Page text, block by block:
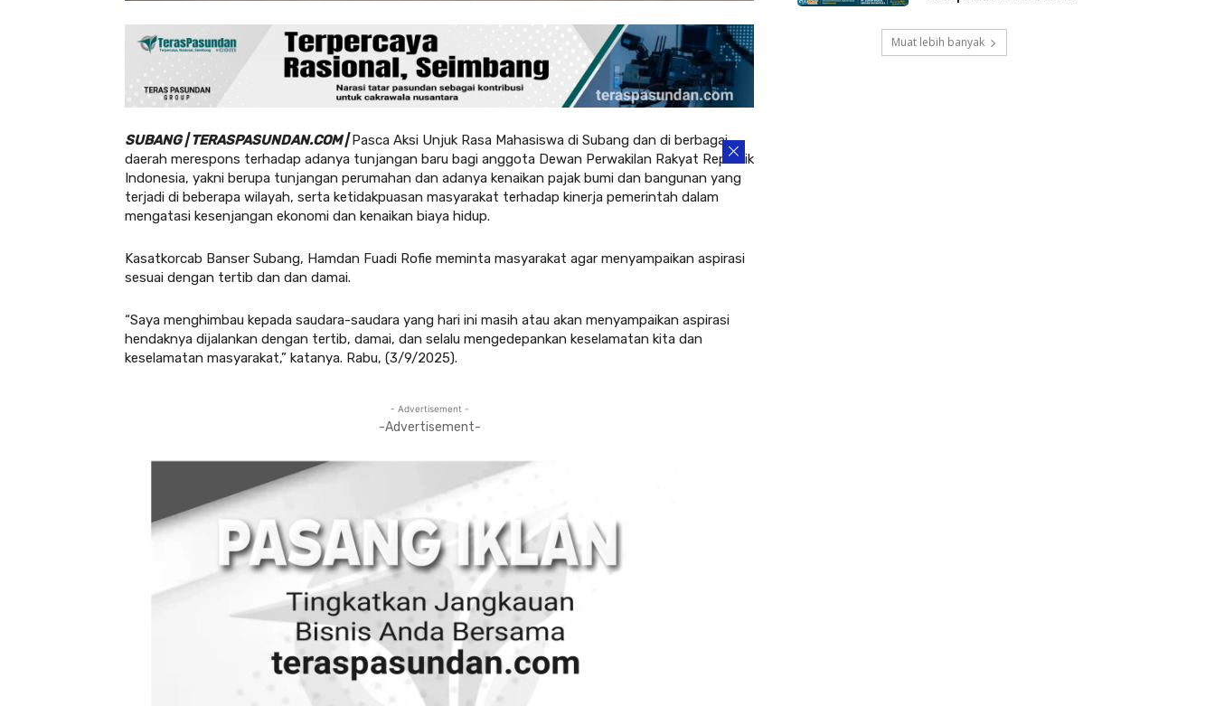
SUBANG | TERASPASUNDAN.COM |Pasca Aksi Unjuk Rasa Mahasiswa di Subang dan di berbagai
daerah merespons terhadap adanya tunjangan baru bagi anggota Dewan Perwakilan Rakyat Republik
Indonesia, yakni berupa tunjangan perumahan dan adanya kenaikan pajak bumi dan bangunan yang
terjadi di beberapa wilayah, serta ketidakpuasan masyarakat terhadap kinerja pemerintah dalam
mengatasi kesenjangan ekonomi dan kenaikan biaya hidup.
Kasatkorcab Banser Subang, Hamdan Fuadi Rofie meminta masyarakat agar menyampaikan aspirasi
sesuai dengan tertib dan dan damai.
“Saya menghimbau kepada saudara-saudara yang hari ini masih atau akan menyampaikan aspirasi
hendaknya dijalankan dengan tertib, damai, dan selalu mengedepankan keselamatan kita dan
keselamatan masyarakat,” katanya. Rabu, (3/9/2025).
- Advertisement -
-Advertisement-
Muat lebih banyak